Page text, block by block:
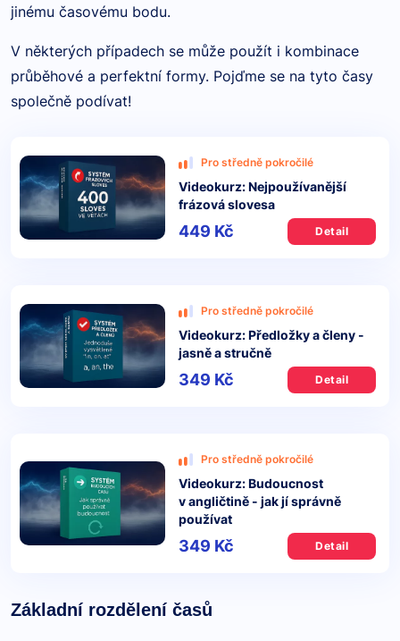
jinému časovému bodu.
V některých případech se může použít i kombinace
průběhové a perfektní formy. Pojďme se na tyto časy
společně podívat!
Pro středně pokročilé
Videokurz: Nejpoužívanější
frázová slovesa
449 Kč Detail
Pro středně pokročilé
Videokurz: Předložky a členy -
jasně a stručně
349 Kč Detail
Pro středně pokročilé
Videokurz: Budoucnost
v angličtině - jak jí správně
používat
349 Kč Detail
Základní rozdělení časů